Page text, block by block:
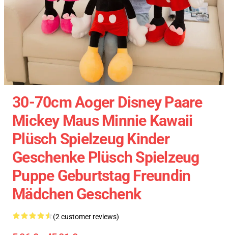
30-70cm Aoger Disney Paare
Mickey Maus Minnie Kawaii
Plüsch Spielzeug Kinder
Geschenke Plüsch Spielzeug
Puppe Geburtstag Freundin
Mädchen Geschenk
(2 customer reviews)